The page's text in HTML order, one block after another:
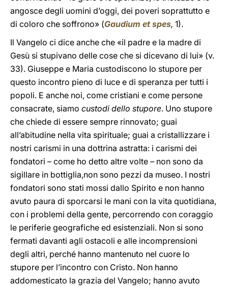
angosce degli uomini d’oggi, dei poveri soprattutto e
di coloro che soffrono» (Gaudium et spes, 1).
Il Vangelo ci dice anche che «il padre e la madre di
Gesù si stupivano delle cose che si dicevano di lui» (v.
33). Giuseppe e Maria custodiscono lo stupore per
questo incontro pieno di luce e di speranza per tutti i
popoli. E anche noi, come cristiani e come persone
consacrate, siamo custodi dello stupore. Uno stupore
che chiede di essere sempre rinnovato; guai
all’abitudine nella vita spirituale; guai a cristallizzare i
nostri carismi in una dottrina astratta: i carismi dei
fondatori – come ho detto altre volte – non sono da
sigillare in bottiglia,non sono pezzi da museo. I nostri
fondatori sono stati mossi dallo Spirito e non hanno
avuto paura di sporcarsi le mani con la vita quotidiana,
con i problemi della gente, percorrendo con coraggio
le periferie geografiche ed esistenziali. Non si sono
fermati davanti agli ostacoli e alle incomprensioni
degli altri, perché hanno mantenuto nel cuore lo
stupore per l’incontro con Cristo. Non hanno
addomesticato la grazia del Vangelo; hanno avuto